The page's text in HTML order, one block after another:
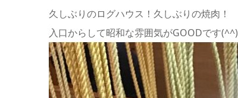
久しぶりのログハウス！久しぶりの焼肉！
入口からして昭和な雰囲気がGOODです(^^)